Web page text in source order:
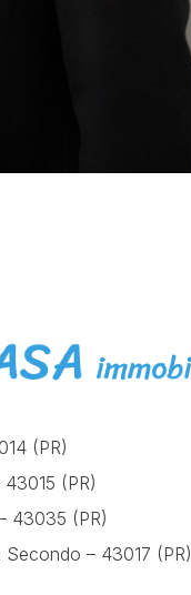
(PR)
(PR)
43035 (PR)
Secondo – 43017 (PR)